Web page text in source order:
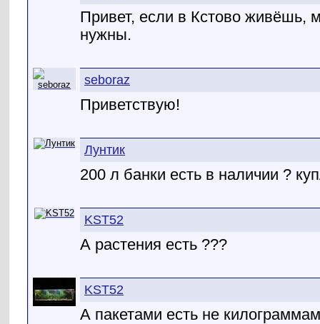
Привет, если в Кстово живёшь,
нужны.
seboraz
Приветствую!
Лунтик
200 л банки есть в наличии ?
KST52
А растения есть ???
KST52
А пакетами есть не